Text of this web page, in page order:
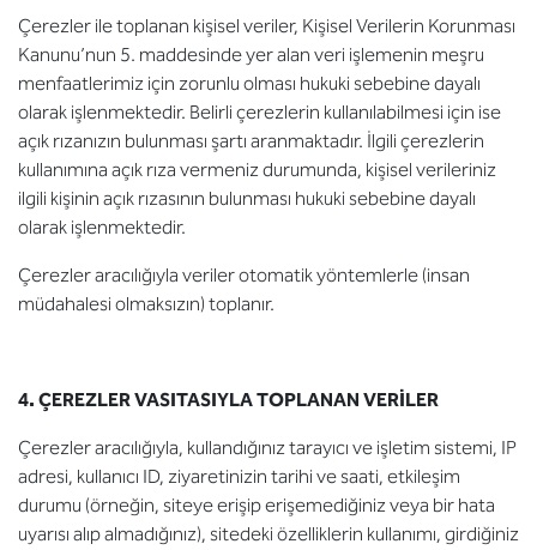
Çerezler ile toplanan kişisel veriler, Kişisel Verilerin Korunması
Kanunu’nun 5. maddesinde yer alan veri işlemenin meşru
menfaatlerimiz için zorunlu olması hukuki sebebine dayalı
olarak işlenmektedir. Belirli çerezlerin kullanılabilmesi için ise
açık rızanızın bulunması şartı aranmaktadır. İlgili çerezlerin
kullanımına açık rıza vermeniz durumunda, kişisel verileriniz
ilgili kişinin açık rızasının bulunması hukuki sebebine dayalı
olarak işlenmektedir.
Çerezler aracılığıyla veriler otomatik yöntemlerle (insan
müdahalesi olmaksızın) toplanır.
4. ÇEREZLER VASITASIYLA TOPLANAN VERİLER
Çerezler aracılığıyla, kullandığınız tarayıcı ve işletim sistemi, IP
adresi, kullanıcı ID, ziyaretinizin tarihi ve saati, etkileşim
durumu (örneğin, siteye erişip erişemediğiniz veya bir hata
uyarısı alıp almadığınız), sitedeki özelliklerin kullanımı, girdiğiniz